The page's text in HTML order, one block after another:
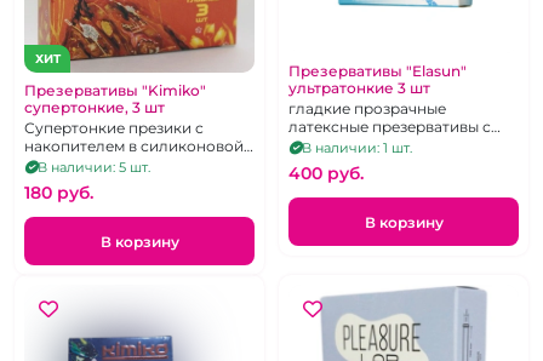
ХИТ
Презервативы "Kimiko"
супертонкие, 3 шт
Супертонкие презики с
накопителем в силиконовой
смазке.
В наличии: 5 шт.
180 pуб.
В корзину
Презервативы "Elasun"
ультратонкие 3 шт
гладкие прозрачные
латексные презервативы с
увеличенной смазкой, 3
штуки
В наличии: 1 шт.
400 pуб.
В корзину